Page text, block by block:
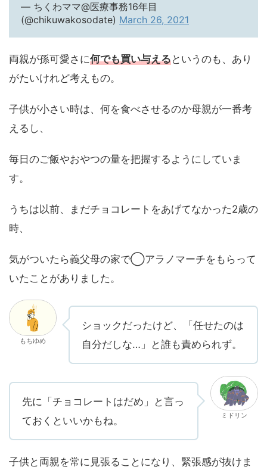
— ちくわママ@医療事務16年目
(@chikuwakosodate) March 26, 2021
両親が孫可愛さに何でも買い与えるというのも、あり
がたいけれど考えもの。
子供が小さい時は、何を食べさせるのか母親が一番考
えるし、
毎日のご飯やおやつの量を把握するようにしていま
す。
うちは以前、まだチョコレートをあげてなかった2歳の
時、
気がついたら義父母の家で◯アラノマーチをもらって
いたことがありました。
もちゆめ
ショックだったけど、「任せたのは
自分だしな…」と誰も責められず。
先に「チョコレートはだめ」と言っ
ておくといいかもね。
ミドリン
子供と両親を常に見張ることになり、緊張感が抜けま